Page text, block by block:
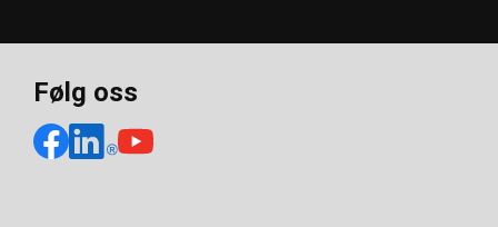
Følg oss